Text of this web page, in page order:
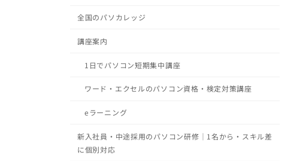
全国のパソカレッジ
講座案内
1日でパソコン短期集中講座
ワード・エクセルのパソコン資格・検定対策講座
eラーニング
新入社員・中途採用のパソコン研修｜1名から・スキル差
に個別対応